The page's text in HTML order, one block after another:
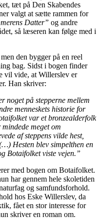
tæt på Den Skabendes
valgt at sætte rammen for
Datter” og andre
så læseren kan følge med i
den bygger på en reel
bag. Sidst i bogen finder
vil vide, at Willerslev er
Han skriver:
noget på stepperne mellem
menneskets historie for
var et bronzealderfolk
meget om
af steppens vilde hest,
Hesten blev simpelthen en
Botaifolket viste vejen.”
med bogen om Botaifolket.
har gennem hele skoletiden
og samfundsforhold.
hos Eske Willerslev, da
fået en stor interesse for
skriver en roman om.